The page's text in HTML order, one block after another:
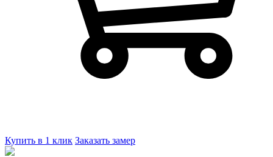
Купить в 1 клик Заказать замер